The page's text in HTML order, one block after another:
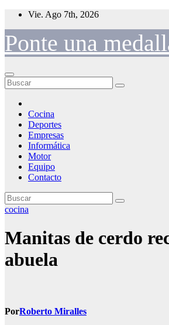
Saltar
contenido
Vie. Ago 7th, 2026
Ponte una
Cocina
Deportes
Empresas
Informática
Motor
Equipo
Contacto
cocina
Manitas de cerdo
abuela
PorRoberto Miralles